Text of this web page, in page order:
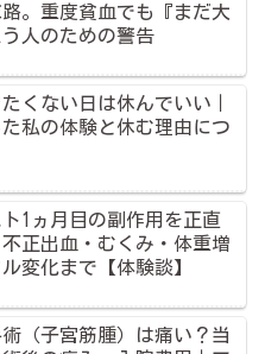
。重度貧血でも『まだ大
人のための警告
くない日は休んでいい｜
私の体験と休む理由につ
1ヵ月目の副作用を正直
不正出血・むくみ・体重増
変化まで【体験談】
（子宮筋腫）は痛い？当